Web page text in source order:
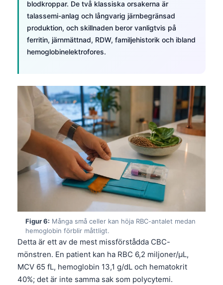
blodkroppar. De två klassiska orsakerna är
talassemi-anlag och långvarig järnbegränsad
produktion, och skillnaden beror vanligtvis på
ferritin, järnmättnad, RDW, familjehistorik och ibland
hemoglobinelektrofores.
Figur 6: Många små celler kan höja RBC-antalet medan
hemoglobin förblir måttligt.
Detta är ett av de mest missförstådda CBC-
mönstren. En patient kan ha RBC 6,2 miljoner/µL,
MCV 65 fL, hemoglobin 13,1 g/dL och hematokrit
40%; det är inte samma sak som polycytemi.